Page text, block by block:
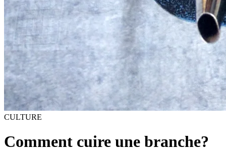
CULTURE
Comment cuire une branche?